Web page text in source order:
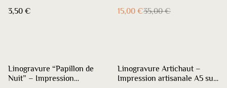
murailles
3,50 €
15,00 €35,00 €
Linogravure “Papillon de
Nuit” – Impression
%
Linogravure Artichaut –
Impression artisanale A5 sur